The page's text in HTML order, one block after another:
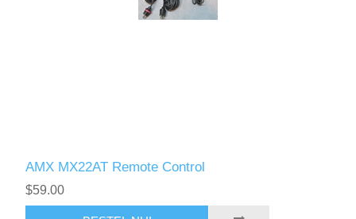
AMX MX22AT Remote Control
$59.00